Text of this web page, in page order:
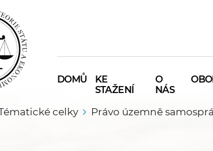
DOMŮ
KE
STAŽENÍ
O
NÁS
celky Právo územně